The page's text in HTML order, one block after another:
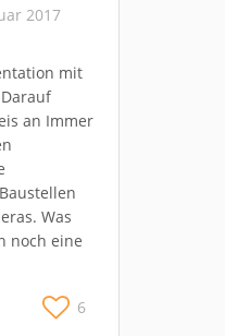
2017
mit
an Immer
Was
noch eine
6